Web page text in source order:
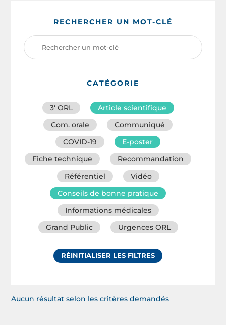
RECHERCHER UN MOT-CLÉ
CATÉGORIE
3′ ORL
Article scientifique
Com. orale
Communiqué
COVID-19
E-poster
Fiche technique
Recommandation
Référentiel
Vidéo
Conseils de bonne pratique
Informations médicales
Grand Public
Urgences ORL
RÉINITIALISER LES FILTRES
Aucun résultat selon les critères demandés